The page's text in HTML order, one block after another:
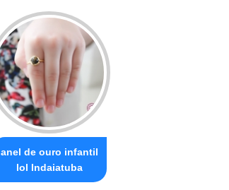
anel de ouro infantil
lol Indaiatuba